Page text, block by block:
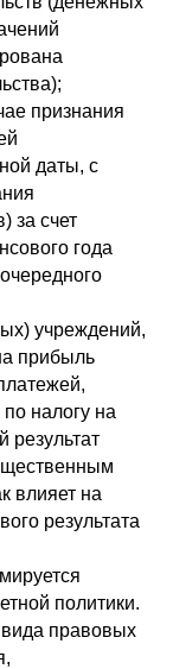
признания
даты, с
за счет
года
учреждений,
прибыль
налогу на
результат
влияет на
результата
политики.
правовых